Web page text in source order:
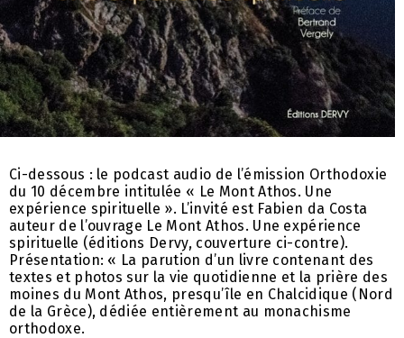
Ci-dessous : le podcast audio de l’émission Orthodoxie
du 10 décembre intitulée « Le Mont Athos. Une
expérience spirituelle ». L’invité est Fabien da Costa
auteur de l’ouvrage Le Mont Athos. Une expérience
spirituelle (éditions Dervy, couverture ci-contre).
Présentation: « La parution d’un livre contenant des
textes et photos sur la vie quotidienne et la prière des
moines du Mont Athos, presqu’île en Chalcidique (Nord
de la Grèce), dédiée entièrement au monachisme
orthodoxe.